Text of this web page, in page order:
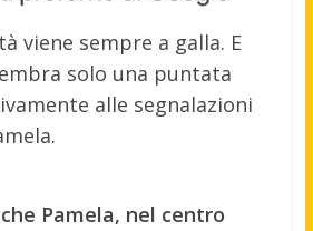
viene sempre a galla. E
solo una puntata
alle segnalazioni
Pamela, nel centro